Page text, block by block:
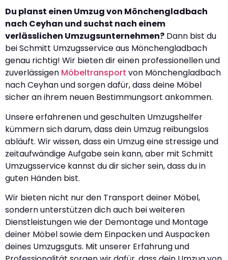
Du planst einen Umzug von Mönchengladbach
nach Ceyhan und suchst nach einem
verlässlichen Umzugsunternehmen? Dann bist du
bei Schmitt Umzugsservice aus Mönchengladbach
genau richtig! Wir bieten dir einen professionellen und
zuverlässigen Möbeltransport von Mönchengladbach
nach Ceyhan und sorgen dafür, dass deine Möbel
sicher an ihrem neuen Bestimmungsort ankommen.
Unsere erfahrenen und geschulten Umzugshelfer
kümmern sich darum, dass dein Umzug reibungslos
abläuft. Wir wissen, dass ein Umzug eine stressige und
zeitaufwändige Aufgabe sein kann, aber mit Schmitt
Umzugsservice kannst du dir sicher sein, dass du in
guten Händen bist.
Wir bieten nicht nur den Transport deiner Möbel,
sondern unterstützen dich auch bei weiteren
Dienstleistungen wie der Demontage und Montage
deiner Möbel sowie dem Einpacken und Auspacken
deines Umzugsguts. Mit unserer Erfahrung und